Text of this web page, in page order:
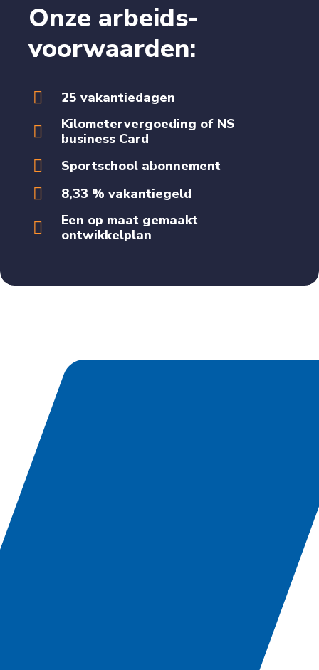
Onze arbeids­
voorwaarden:
25 vakantiedagen
Kilometervergoeding of NS
business Card
Sportschool abonnement
8,33 % vakantiegeld
Een op maat gemaakt
ontwikkelplan